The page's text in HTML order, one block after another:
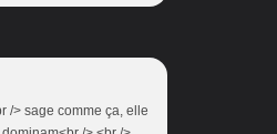
/> sage comme ça, elle